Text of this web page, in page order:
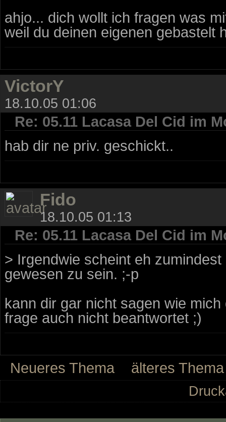
ahjo... dich wollt ich fragen was
weil du deinen eigenen gebastelt
VictorY
18.10.05 01:06
Re: 05.11 Lacasa Del Cid im
hab dir ne priv. geschickt..
Fido
18.10.05 01:13
Re: 05.11 Lacasa Del Cid im
> Irgendwie scheint eh
gewesen zu sein. ;-p
kann dir gar nicht sagen wie
frage auch nicht beantwortet ;)
Neueres Thema älteres Thema